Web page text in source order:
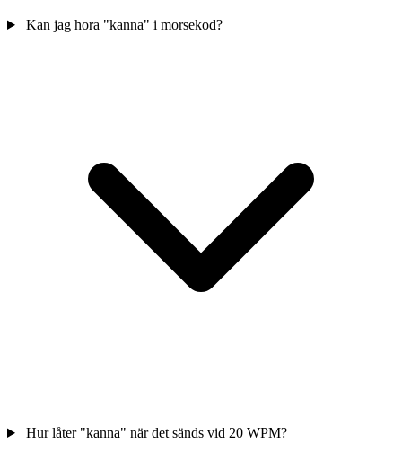
Kan jag hora "kanna" i morsekod?
Hur låter "kanna" när det sänds vid 20 WPM?